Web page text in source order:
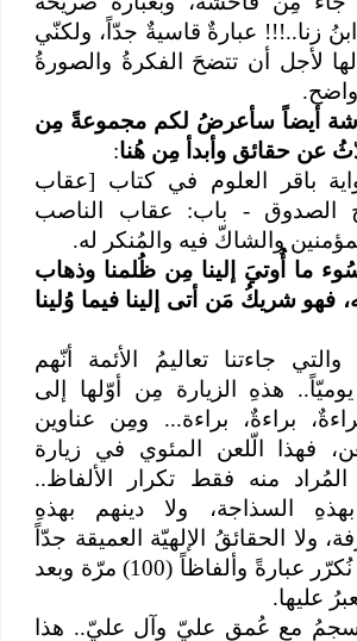
زنا..!!! عبارةٌ قاسيةٌ جدّاً، ولكنّي
لأجل أن تتضحَ الفكرةُ والصورةُ
أيضاً سأعرضُ لكم مجموعةً مِن
عن حقائق وأبدأ مِن هُنا:
باقر العلوم في كتاب [عقاب
الصدوق - باب: عقاب الناصب
والشاكّ فيه والمُنكر له.
ما أُوتيَ إلينا مِن ظُلمنا وذهاب
فهو شريكُ مَن أتى إلينا فيما وُلينا
جاءتنا تعاليمُ الأئمة أنّهم
هذهِ الزيارة مِن أوّلها إلى
براءةٌ، براءة... ومِن عناوين
فهذا الّلعن المئوي في زيارة
منه فقط تكرار الألفاظ..
السذاجة، ولا دينهم بهذهِ
ولا الحقائقُ الإلهيّة العميقة جدّاً
بهذه التفاهة أن نُكرّر عبارةً وألفاظاً (100) مرّة وبعد
عليها.
مع عُمق عليّ وآل عليّ.. هذا